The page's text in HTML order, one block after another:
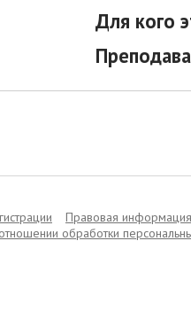
Для кого
Правовая информация
обработки